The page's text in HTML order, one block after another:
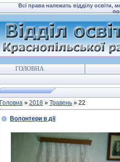
Всі права належать відділу освіти,
ГОЛОВНА
Головна » 2018 » Травень » 22
Волонтери в дії